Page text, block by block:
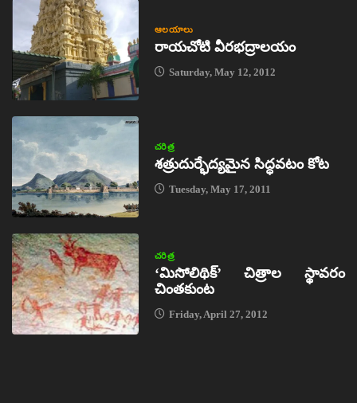
ఆలయాలు
రాయచోటి వీరభద్రాలయం
Saturday, May 12, 2012
చరిత్ర
శత్రుదుర్భేద్యమైన సిద్ధవటం కోట
Tuesday, May 17, 2011
చరిత్ర
‘మిసోలిథిక్‌’ చిత్రాల స్థావరం
చింతకుంట
Friday, April 27, 2012